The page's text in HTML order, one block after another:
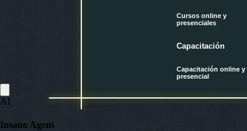
Cursos online y
presenciales
Capacitación
Capacitación online y
presencial
AI
Insano Agent